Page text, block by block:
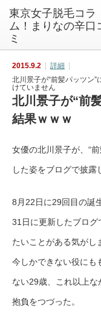
東京女子脱毛コラ
ム！まりなの辛口
ミ
2015.9.2
詳細
北川景子が“前髪パッツン
けていません
北川景子が“前
結果ｗｗｗ
女優の北川景子が、“
した姿をブログで披露
8月22日に29回目の誕
31日に更新したブログ
たいことがある気がし
今しかできない役にも
ない29歳、これ以上
抱負をつづった。